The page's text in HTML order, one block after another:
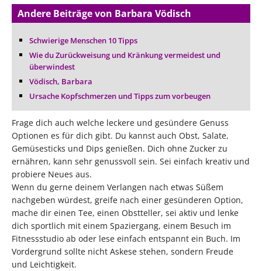
Andere Beiträge von Barbara Vödisch
Schwierige Menschen 10 Tipps
Wie du Zurückweisung und Kränkung vermeidest und
überwindest
Vödisch, Barbara
Ursache Kopfschmerzen und Tipps zum vorbeugen
Frage dich auch welche leckere und gesündere Genuss
Optionen es für dich gibt. Du kannst auch Obst, Salate,
Gemüsesticks und Dips genießen. Dich ohne Zucker zu
ernähren, kann sehr genussvoll sein. Sei einfach kreativ und
probiere Neues aus.
Wenn du gerne deinem Verlangen nach etwas Süßem
nachgeben würdest, greife nach einer gesünderen Option,
mache dir einen Tee, einen Obstteller, sei aktiv und lenke
dich sportlich mit einem Spaziergang, einem Besuch im
Fitnessstudio ab oder lese einfach entspannt ein Buch. Im
Vordergrund sollte nicht Askese stehen, sondern Freude
und Leichtigkeit.